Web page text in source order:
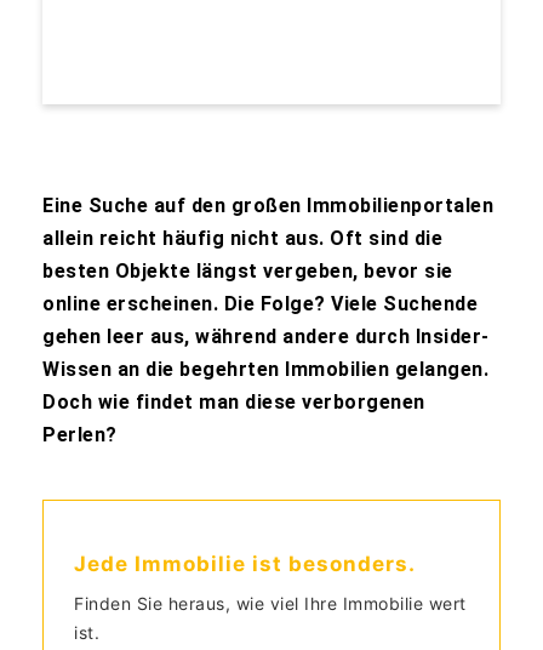
Eine Suche auf den großen Immobilienportalen
allein reicht häufig nicht aus. Oft sind die
besten Objekte längst vergeben, bevor sie
online erscheinen. Die Folge? Viele Suchende
gehen leer aus, während andere durch Insider-
Wissen an die begehrten Immobilien gelangen.
Doch wie findet man diese verborgenen
Perlen?
Jede Immobilie ist besonders.
Finden Sie heraus, wie viel Ihre Immobilie wert
ist.